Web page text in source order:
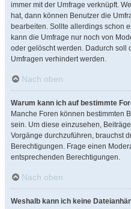
immer mit der Umfrage verknüpft.
hat, dann können Benutzer die
bearbeiten. Sollte allerdings schon
kann die Umfrage nur noch von
oder gelöscht werden. Dadurch soll
Umfragen verhindert werden.
Nach oben
Warum kann ich auf bestimmte
Manche Foren können bestimmten
sein. Um diese einzusehen,
Vorgänge durchzuführen, brauchst
Berechtigungen. Frage einen
entsprechenden Berechtigungen.
Nach oben
Weshalb kann ich keine